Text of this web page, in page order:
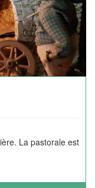
La pastorale est